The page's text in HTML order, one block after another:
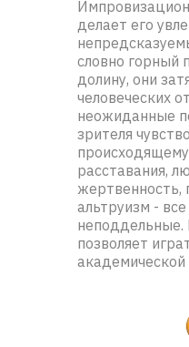
делает его
словно горный
долину, они
человеческих
неожиданные
зрителя
расставания,
жертвенность,
альтруизм -
неподдельные.
позволяет
академической